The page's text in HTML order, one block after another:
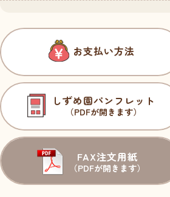
お支払い方法
しずめ園パンフレット
（PDFが開きます）
FAX注文用紙
（PDFが開きます）